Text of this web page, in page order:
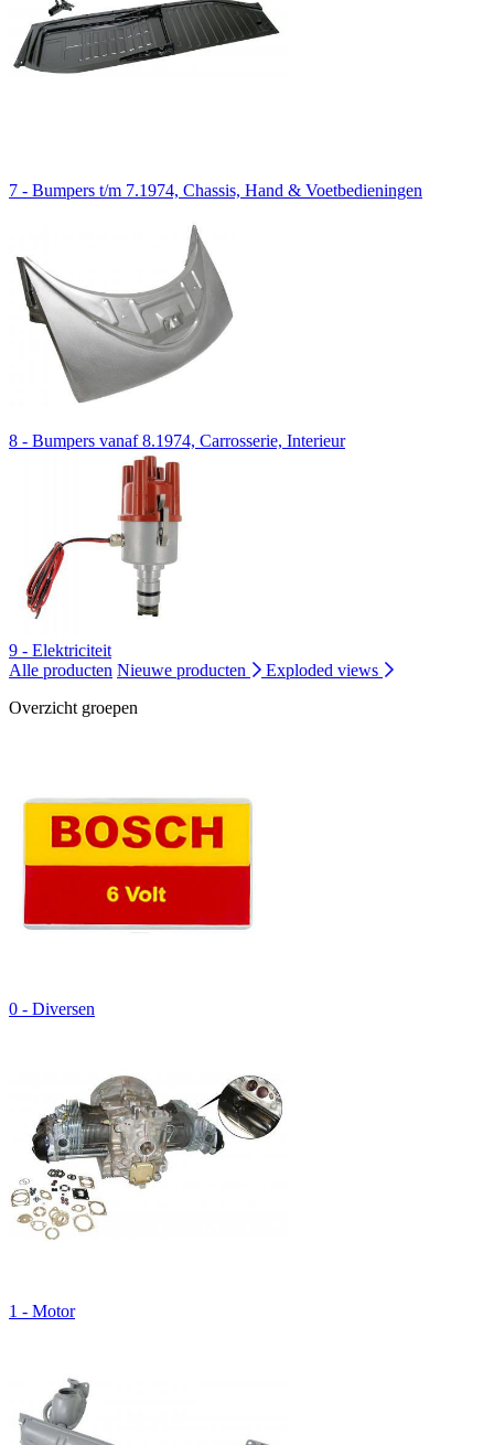
7 - Bumpers t/m 7.1974, Chassis, Hand & Voetbedieningen
8 - Bumpers vanaf 8.1974, Carrosserie, Interieur
9 - Elektriciteit
Alle producten Nieuwe producten
Exploded views
Overzicht groepen
0 - Diversen
1 - Motor